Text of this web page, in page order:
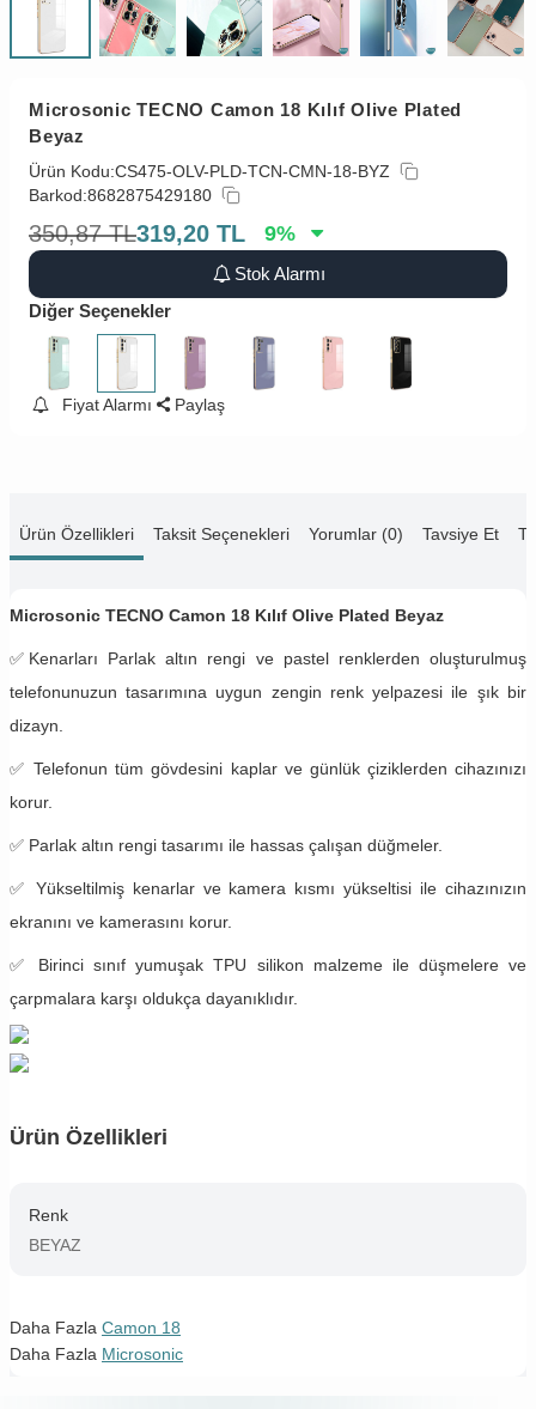
Microsonic TECNO Camon 18 Kılıf Olive Plated
Beyaz
Ürün Kodu:CS475-OLV-PLD-TCN-CMN-18-BYZ
Barkod:8682875429180
350,87 TL319,20 TL 9%
Stok Alarmı
Diğer Seçenekler
Fiyat Alarmı Paylaş
Ürün Özellikleri Taksit Seçenekleri Yorumlar (0) Tavsiye Et
Microsonic TECNO Camon 18 Kılıf Olive Plated Beyaz
✅ Kenarları Parlak altın rengi ve pastel renklerden oluşturulmuş
telefonunuzun tasarımına uygun zengin renk yelpazesi ile şık bir
dizayn.
✅Telefonun tüm gövdesini kaplar ve günlük çiziklerden cihazınızı
korur.
✅ Parlak altın rengi tasarımı ile hassas çalışan düğmeler.
✅ Yükseltilmiş kenarlar ve kamera kısmı yükseltisi ile cihazınızın
ekranını ve kamerasını korur.
✅ Birinci sınıf yumuşak TPU silikon malzeme ile düşmelere ve
çarpmalara karşı oldukça dayanıklıdır.
Ürün Özellikleri
Renk
BEYAZ
Daha Fazla Camon 18
Daha Fazla Microsonic